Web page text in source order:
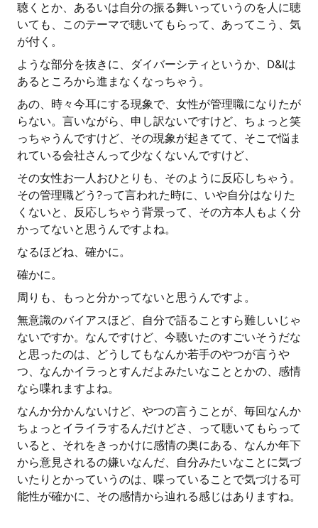
聴くとか、あるいは自分の振る舞いっていうのを人に聴
いても、このテーマで聴いてもらって、あってこう、気
が付く。
ような部分を抜きに、ダイバーシティというか、D&Iは
あるところから進まなくなっちゃう。
あの、時々今耳にする現象で、女性が管理職になりたが
らない。言いながら、申し訳ないですけど、ちょっと笑
っちゃうんですけど、その現象が起きてて、そこで悩ま
れている会社さんって少なくないんですけど、
その女性お一人おひとりも、そのように反応しちゃう。
その管理職どう?って言われた時に、いや自分はなりた
くないと、反応しちゃう背景って、その方本人もよく分
かってないと思うんですよね。
なるほどね、確かに。
確かに。
周りも、もっと分かってないと思うんですよ。
無意識のバイアスほど、自分で語ることすら難しいじゃ
ないですか。なんですけど、今聴いたのすごいそうだな
と思ったのは、どうしてもなんか若手のやつが言うや
つ、なんかイラっとすんだよみたいなこととかの、感情
なら喋れますよね。
なんか分かんないけど、やつの言うことが、毎回なんか
ちょっとイライラするんだけどさ、って聴いてもらって
いると、それをきっかけに感情の奥にある、なんか年下
から意見されるの嫌いなんだ、自分みたいなことに気づ
いたりとかっていうのは、喋っていることで気づける可
能性が確かに、その感情から辿れる感じはありますね。